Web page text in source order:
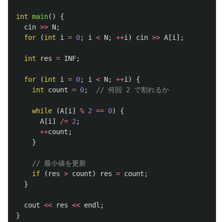
int main()
{
cin >> N;
for
(int i = 0; i < N; ++i ) cin >> A [i ];
int res = INF;
for (int i = 0; i < N; ++i )
{
int
count = 0; // 何回 2 で割れるか
while (A [i ] % 2 == 0)
{
A [i ] /= 2 ;
++count ;
}
// 最小値を更新
if
( res > count) res = count ;
}
cout << res << endl ;
}